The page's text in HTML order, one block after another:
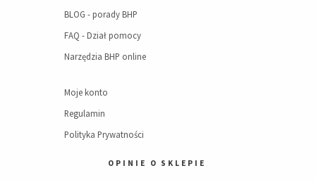
BLOG - porady BHP
FAQ - Dział pomocy
Narzędzia BHP online
Moje konto
Regulamin
Polityka Prywatności
OPINIE O SKLEPIE